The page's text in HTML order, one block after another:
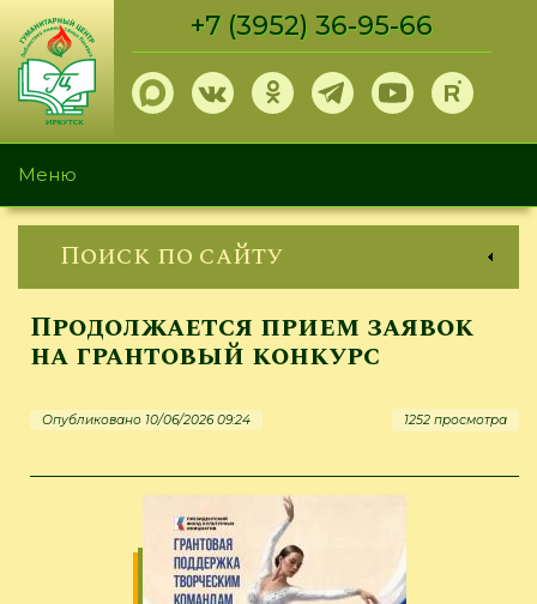
Перейти
основному
содержанию
+7 (3952) 36-95-66
Меню
Поиск по сайту
Продолжается прием заявок
на грантовый конкурс
Опубликовано 10/06/2026 09:24 1252 просмотра